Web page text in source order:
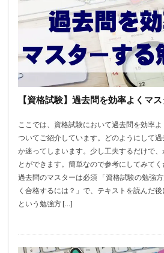
【資格試験】過去問を効率よくマ
ここでは、資格試験において過去問を効率
ついてご紹介しています。どのようにして
か迷ってしまいます。少し工夫するだけで
とができます。簡単なので参考にしてみて
過去問のマスターは必須 「資格試験の勉強
く合格するには？」で、テキストを読んだ
という勉強方 […]